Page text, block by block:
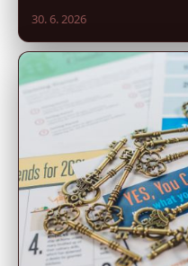
30. 6. 2026